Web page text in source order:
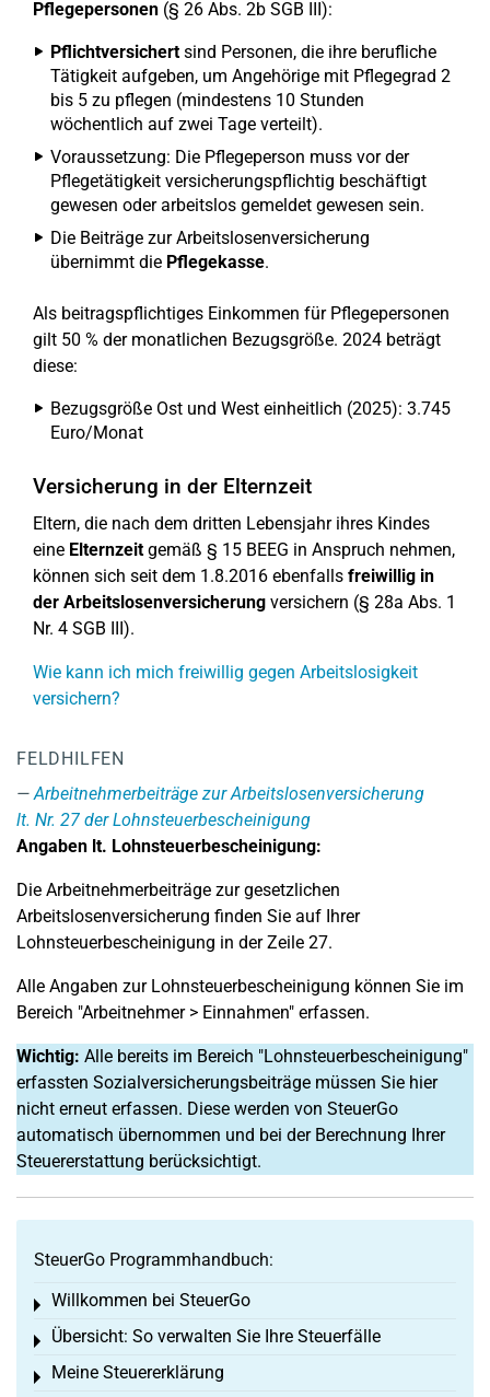
Pflegepersonen (§ 26 Abs. 2b SGB III):
Pflichtversichertsind Personen, die ihre berufliche
Tätigkeit aufgeben, um Angehörige mit Pflegegrad 2
bis 5 zu pflegen (mindestens 10 Stunden
wöchentlich auf zwei Tage verteilt).
Voraussetzung: Die Pflegeperson muss vor der
Pflegetätigkeit versicherungspflichtig beschäftigt
gewesen oder arbeitslos gemeldet gewesen sein.
Die Beiträge zur Arbeitslosenversicherung
übernimmt die Pflegekasse.
Als beitragspflichtiges Einkommen für Pflegepersonen
gilt 50 % der monatlichen Bezugsgröße. 2024 beträgt
diese:
Bezugsgröße Ost und West einheitlich (2025): 3.745
Euro/Monat
Versicherung in der Elternzeit
Eltern, die nach dem dritten Lebensjahr ihres Kindes
eine Elternzeitgemäß § 15 BEEG in Anspruch nehmen,
können sich seit dem 1.8.2016 ebenfalls freiwillig in
der Arbeitslosenversicherung versichern (§ 28a Abs. 1
Nr. 4 SGB III).
Wie kann ich mich freiwillig gegen Arbeitslosigkeit
versichern?
FELDHILFEN
Arbeitnehmerbeiträge zur Arbeitslosenversicherung
lt. Nr. 27 der Lohnsteuerbescheinigung
Angaben lt. Lohnsteuerbescheinigung:
Die Arbeitnehmerbeiträge zur gesetzlichen
Arbeitslosenversicherung finden Sie auf Ihrer
Lohnsteuerbescheinigung in der Zeile 27.
Alle Angaben zur Lohnsteuerbescheinigung können Sie im
Bereich "Arbeitnehmer > Einnahmen" erfassen.
Wichtig: Alle bereits im Bereich "Lohnsteuerbescheinigung"
erfassten Sozialversicherungsbeiträge müssen Sie hier
nicht erneut erfassen. Diese werden von SteuerGo
automatisch übernommen und bei der Berechnung Ihrer
Steuererstattung berücksichtigt.
SteuerGo Programmhandbuch:
Willkommen bei SteuerGo
Toggle menu
Übersicht: So verwalten Sie Ihre Steuerfälle
Toggle menu
Meine Steuererklärung
Toggle menu